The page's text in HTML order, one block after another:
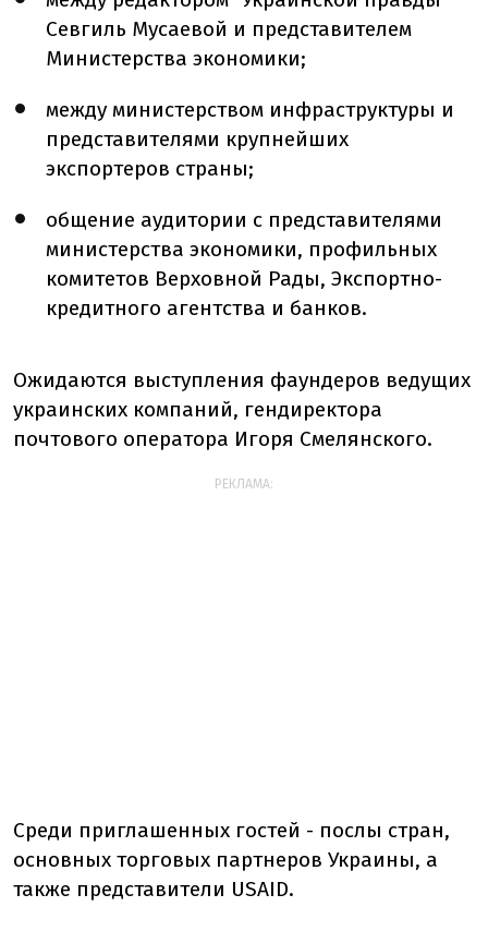
Севгиль Мусаевой и представителем
Министерства экономики;
между министерством инфраструктуры и
представителями крупнейших
экспортеров страны;
общение аудитории с представителями
министерства экономики, профильных
комитетов Верховной Рады, Экспортно-
кредитного агентства и банков.
Ожидаются выступления фаундеров ведущих
украинских компаний, гендиректора
почтового оператора Игоря Смелянского.
РЕКЛАМА:
Среди приглашенных гостей - послы стран,
основных торговых партнеров Украины, а
также представители USAID.